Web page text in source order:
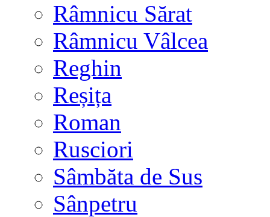
Râmnicu Sărat
Râmnicu Vâlcea
Reghin
Reșița
Roman
Rusciori
Sâmbăta de Sus
Sânpetru